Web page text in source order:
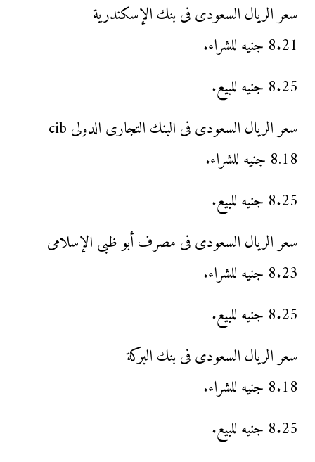
سعر الريال السعودى فى بنك الإسكندرية
8.21 جنيه للشراء.
8.25 جنيه للبيع.
سعر الريال السعودى فى البنك التجارى الدولى cib
8.18 جنيه للشراء.
8.25 جنيه للبيع.
سعر الريال السعودى فى مصرف أبو ظبى الإسلامى
8.23 جنيه للشراء.
8.25 جنيه للبيع.
سعر الريال السعودى فى بنك البركة
8.18 جنيه للشراء.
8.25 جنيه للبيع.